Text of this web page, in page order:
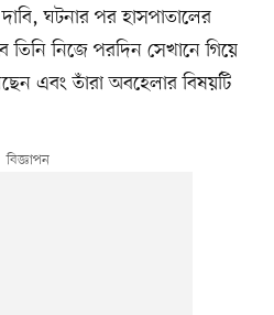
ঘটনার পর হাসপাতালের
তিনি নিজে পরদিন সেখানে গিয়ে
এবং তাঁরা অবহেলার বিষয়টি